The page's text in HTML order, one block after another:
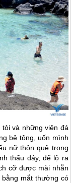
và những viên đá
bê tông, uốn mình
nữ thôn quê trong
thấu đáy, để lộ ra
cỡ được mài nhẵn
mắt thường có